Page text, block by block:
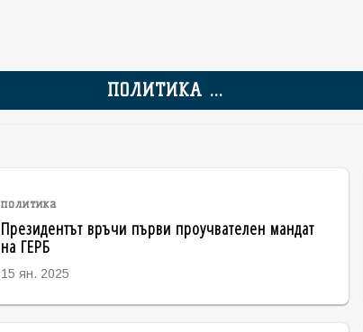
ПОЛИТИКА ...
политика
Президентът връчи първи проучвателен мандат
на ГЕРБ
15 ян. 2025